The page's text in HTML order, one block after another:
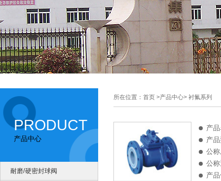
PRODUCT
产品中心
耐磨/硬密封球阀
所在位置：首页 >产品中心> 衬氟系列
产
产
公
公
产